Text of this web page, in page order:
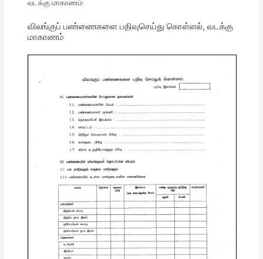
வடக்கு மாகாணம்
விலங்குப் பண்ணைகளை பதிவுசெய்து கொள்ளல், வடக்கு
மாகாணம்